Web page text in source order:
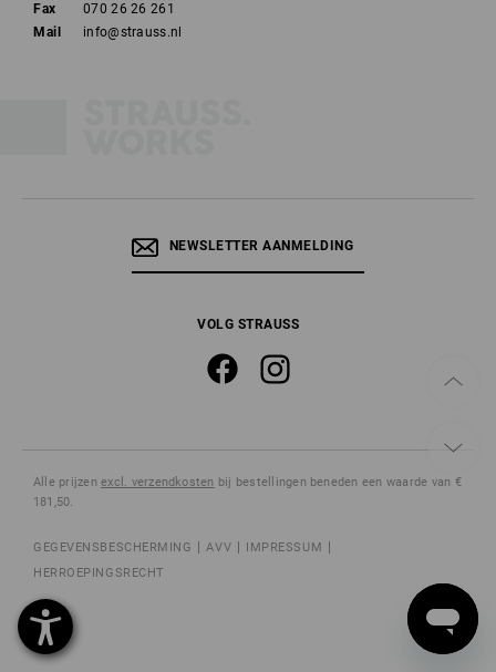
Fax
070 26 26 261
Mail
info@strauss.nl
NEWSLETTER AANMELDING
VOLG STRAUSS
Alle prijzenexcl. verzendkosten bij bestellingen beneden een waarde van €
181,50.
GEGEVENSBESCHERMING AVV
IMPRESSUM
HERROEPINGSRECHT